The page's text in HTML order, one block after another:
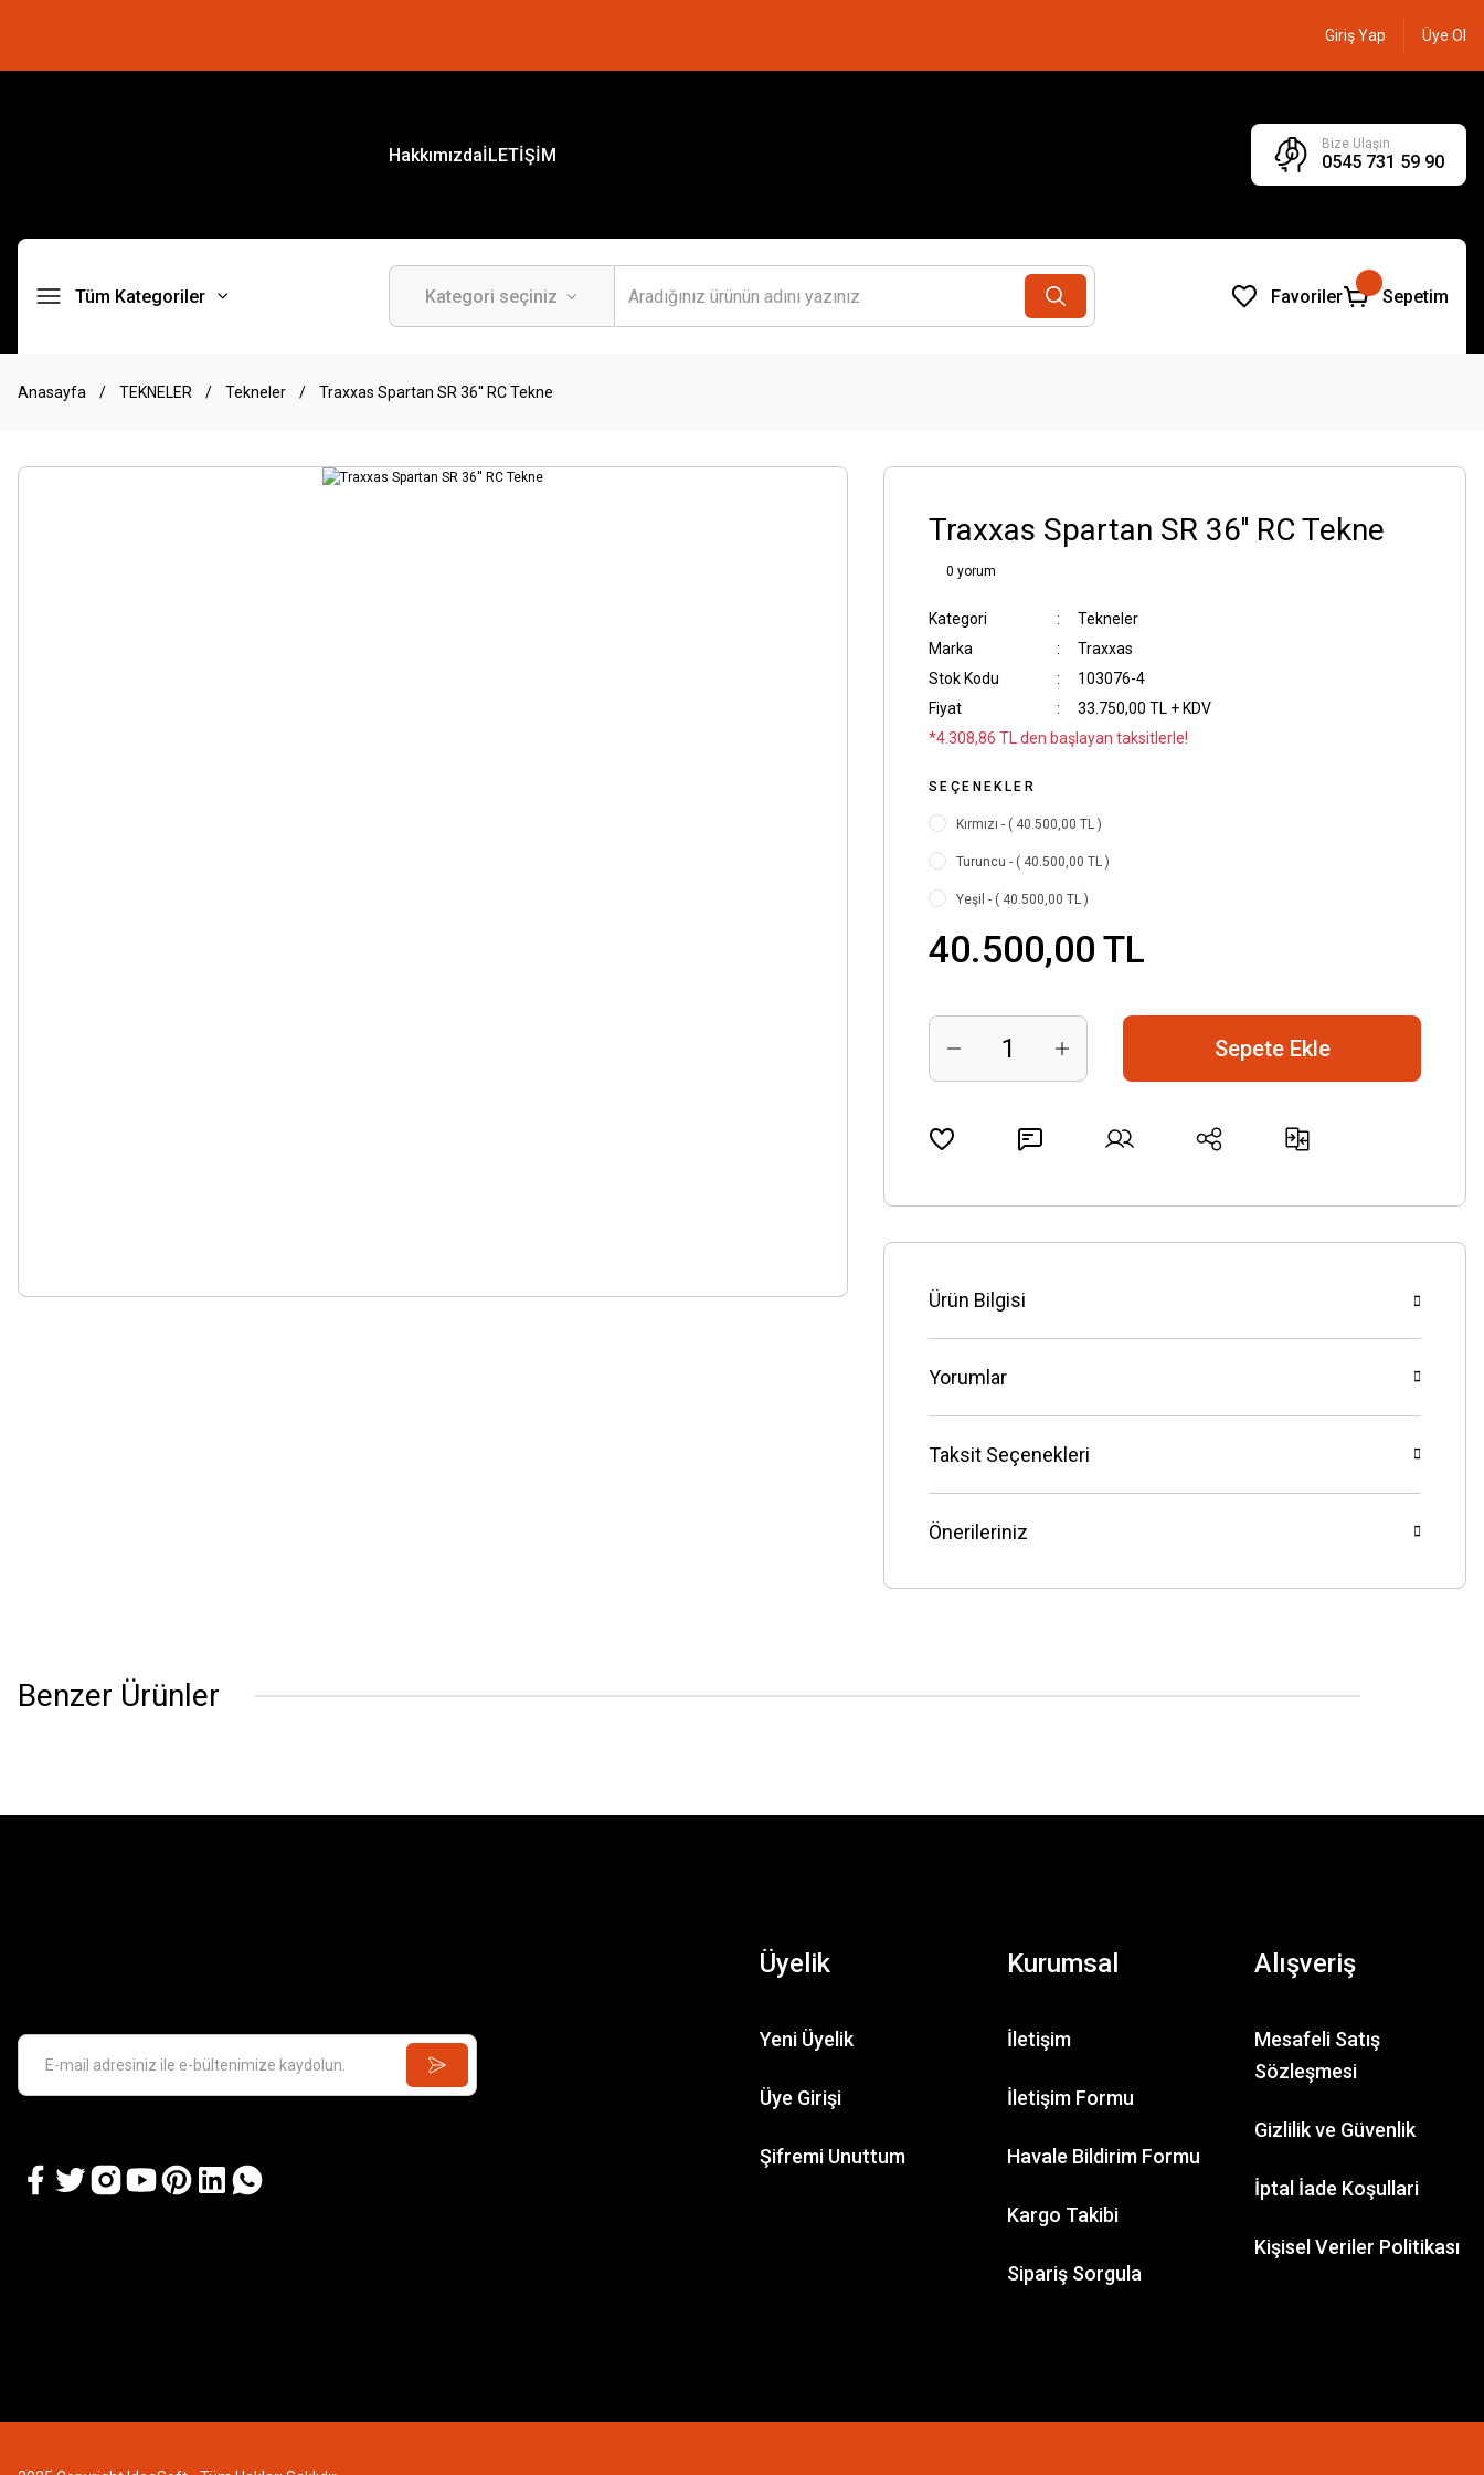
Giriş Yap Üye Ol
HakkımızdaİLETİŞİM
Bize Ulaşın
0545 731 59 90
Tüm Kategoriler Favoriler Sepetim
Anasayfa TEKNELER Tekneler Traxxas Spartan SR 36'' RC Tekne
Traxxas Spartan SR 36'' RC Tekne
0 yorum
Kategori
Tekneler
Marka
Traxxas
Stok Kodu
103076-4
Fiyat
33.750,00 TL + KDV
*4.308,86 TL den başlayan taksitlerle!
SEÇENEKLER
Kırmızı - ( 40.500,00 TL )
Turuncu - ( 40.500,00 TL )
Yeşil - ( 40.500,00 TL )
40.500,00 TL
Sepete Ekle
Ürün Bilgisi
Yorumlar
Taksit Seçenekleri
Önerileriniz
Benzer Ürünler
TRAXXAS
Üyelik
Yeni Üyelik
Üye Girişi
Şifremi Unuttum
Kurumsal
İletişim
İletişim Formu
Havale Bildirim Formu
Kargo Takibi
Sipariş Sorgula
Alışveriş
Mesafeli Satış
Sözleşmesi
Gizlilik ve Güvenlik
İptal İade Koşullari
Kişisel Veriler Politikası